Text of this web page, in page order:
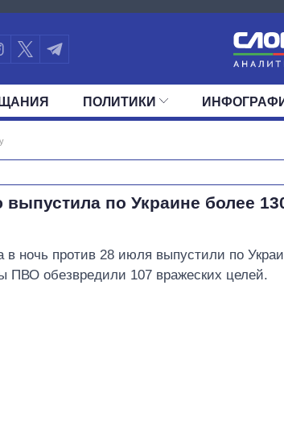
ПОЛИТИКИ
по Украине более
в ночь против 28 июля выпустили по
ПВО обезвредили 107 вражеских целей.